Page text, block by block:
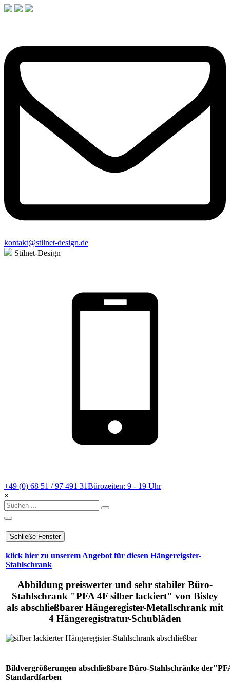
kontakt@stilnet-design.de
Stilnet-Design
+49 (0) 68 51 / 97 491 31Bürozeiten: 9 - 19 Uhr
×
klick hier zu unserem Angebot für diesen Hängereigster-
Stahlschrank
Abbildung preiswerter und sehr stabiler Büro-
Stahlschrank "PFA 4F silber lackiert" von Bisley
als abschließbarer Hängeregister-Metallschrank mit
4 Hängeregistratur-Schubläden
Bildvergrößerungen abschließbare Büro-Stahlschränke
Standardfarben